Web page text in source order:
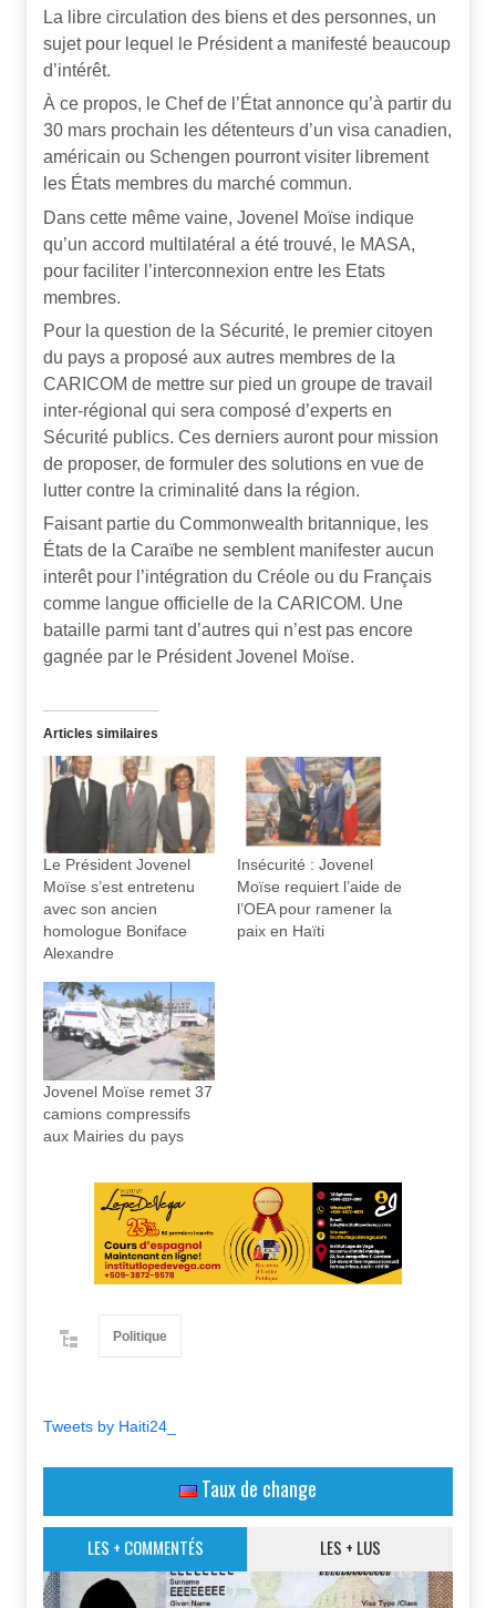
La libre circulation des biens et des personnes, un
sujet pour lequel le Président a manifesté beaucoup
d’intérêt.
À ce propos, le Chef de l’État annonce qu’à partir du
30 mars prochain les détenteurs d’un visa canadien,
américain ou Schengen pourront visiter librement
les États membres du marché commun.
Dans cette même vaine, Jovenel Moïse indique
qu’un accord multilatéral a été trouvé, le MASA,
pour faciliter l’interconnexion entre les Etats
membres.
Pour la question de la Sécurité, le premier citoyen
du pays a proposé aux autres membres de la
CARICOM de mettre sur pied un groupe de travail
inter-régional qui sera composé d’experts en
Sécurité publics. Ces derniers auront pour mission
de proposer, de formuler des solutions en vue de
lutter contre la criminalité dans la région.
Faisant partie du Commonwealth britannique, les
États de la Caraïbe ne semblent manifester aucun
interêt pour l’intégration du Créole ou du Français
comme langue officielle de la CARICOM. Une
bataille parmi tant d’autres qui n’est pas encore
gagnée par le Président Jovenel Moïse.
Articles similaires
Le Président Jovenel
Moïse s’est entretenu
avec son ancien
homologue Boniface
Alexandre
Insécurité : Jovenel
Moïse requiert l’aide de
l’OEA pour ramener la
paix en Haïti
Jovenel Moïse remet 37
camions compressifs
aux Mairies du pays
Politique
Tweets by Haiti24_
Taux de change
LES + COMMENTÉS LES + LUS